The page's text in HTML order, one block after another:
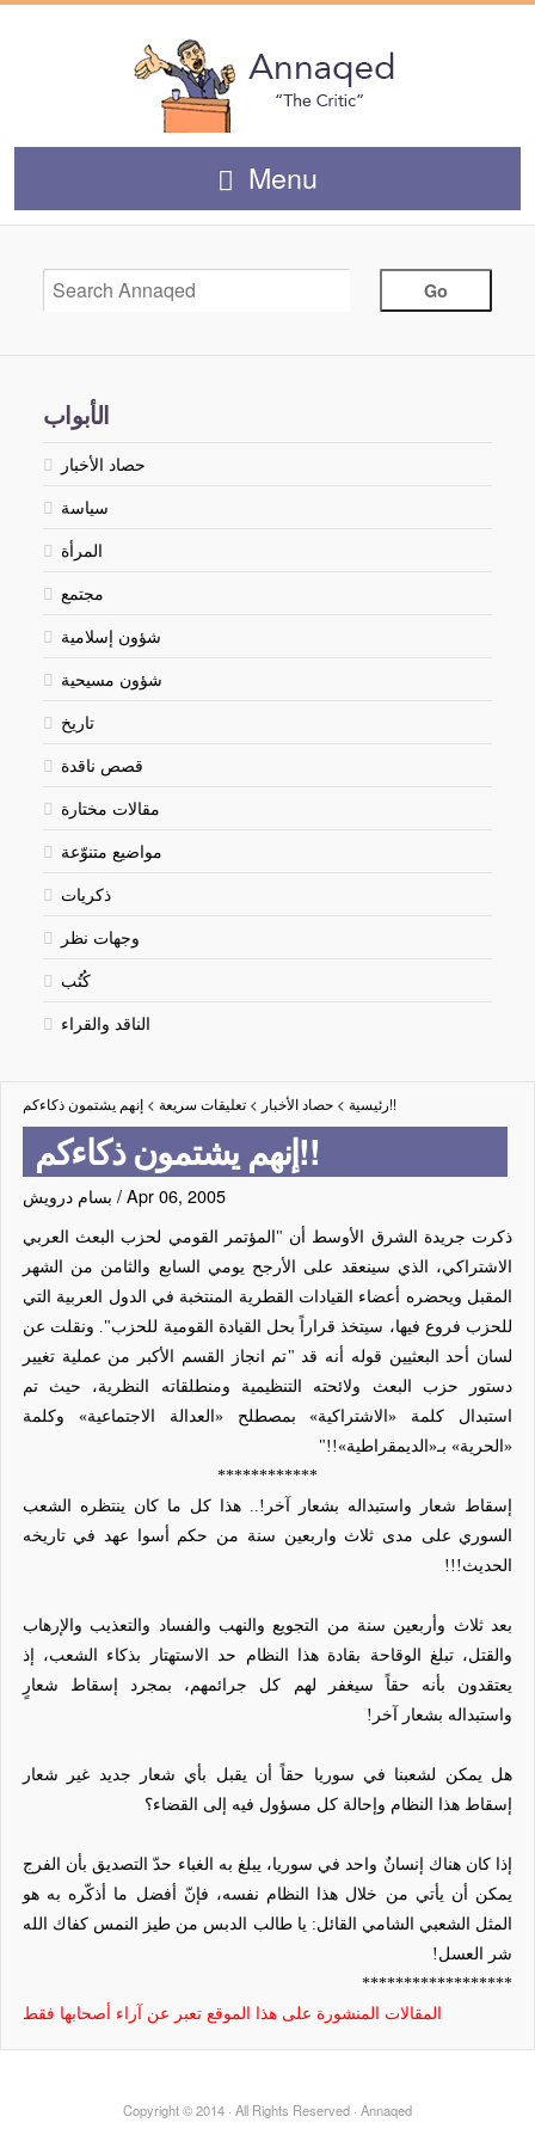
Menu
الأبواب
حصاد الأخبار
سياسة
المرأة
مجتمع
شؤون إسلامية
شؤون مسيحية
تاريخ
قصص ناقدة
مقالات مختارة
مواضيع متنوّعة
ذكريات
وجهات نظر
كُتُب
الناقد والقراء
رئيسية >حصاد الأخبار >تعليقات سريعة > إنهم يشتمون ذكاءكم!!
إنهم يشتمون ذكاءكم!!
بسام درويش /Apr 06, 2005
ذكرت جريدة الشرق الأوسط أن "المؤتمر القومي لحزب البعث العربي
الاشتراكي، الذي سينعقد على الأرجح يومي السابع والثامن من الشهر
المقبل ويحضره أعضاء القيادات القطرية المنتخبة في الدول العربية التي
للحزب فروع فيها، سيتخذ قراراً بحل القيادة القومية للحزب". ونقلت عن
لسان أحد البعثيين قوله أنه قد "تم انجاز القسم الأكبر من عملية تغيير
دستور حزب البعث ولائحته التنظيمية ومنطلقاته النظرية، حيث تم
استبدال كلمة «الاشتراكية» بمصطلح «العدالة الاجتماعية» وكلمة
«الحرية» بـ«الديمقراطية»!!"
************
إسقاط شعار واستبداله بشعار آخر!.. هذا كل ما كان ينتظره الشعب
السوري على مدى ثلاث واربعين سنة من حكم أسوا عهد في تاريخه
الحديث!!!
بعد ثلاث وأربعين سنة من التجويع والنهب والفساد والتعذيب والإرهاب
والقتل، تبلغ الوقاحة بقادة هذا النظام حد الاستهتار بذكاء الشعب، إذ
يعتقدون بأنه حقاً سيغفر لهم كل جرائمهم، بمجرد إسقاط شعارٍ
واستبداله بشعار آخر!
هل يمكن لشعبنا في سوريا حقاً أن يقبل بأي شعار جديد غير شعار
إسقاط هذا النظام وإحالة كل مسؤول فيه إلى القضاء؟
إذا كان هناك إنسانٌ واحد في سوريا، يبلغ به الغباء حدّ التصديق بأن الفرج
يمكن أن يأتي من خلال هذا النظام نفسه، فإنّ أفضل ما أذكّره به هو
المثل الشعبي الشامي القائل: يا طالب الدبس من طيز النمس كفاك الله
شر العسل!
******************
المقالات المنشورة على هذا الموقع تعبر عن آراء أصحابها فقط
Copyright © 2014 · All Rights Reserved · Annaqed